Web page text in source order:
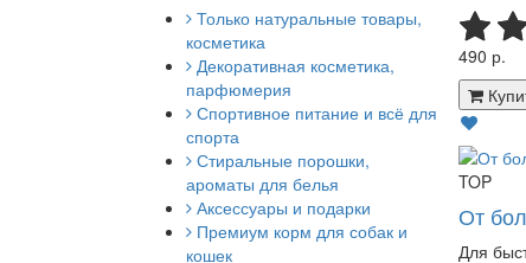
Только натуральные товары,
косметика
Декоративная косметика,
парфюмерия
Спортивное питание и всё для
спорта
Стиральные порошки,
ароматы для белья
Аксессуары и подарки
Премиум корм для собак и
кошек
490 р.
TOP
От
Для